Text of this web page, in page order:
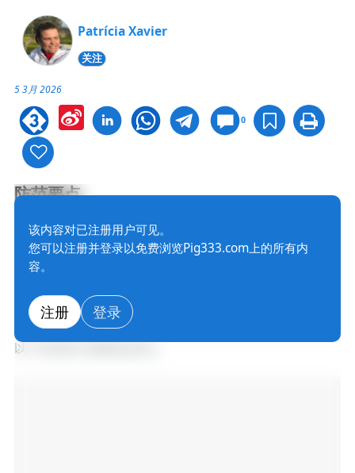
Patrícia Xavier
关注
5 3月 2026
Sina
Weibo
0
‍防范要点
在一个无非洲猪瘟的国家，防范工作包括：
加强农场生物安全措施，
优化早期检测手段，以及
‍疫情爆发时应采取的控制措施演习。
‍以下内容将分别阐述这四点。
该内容对已注册用户可见。
您可以注册并登录以免费浏览Pig333.com上的所有内
容。
注册 登录